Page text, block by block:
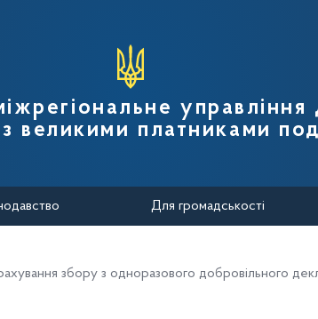
служби України
великими платниками
Для громадськості
збору з одноразового добровільного